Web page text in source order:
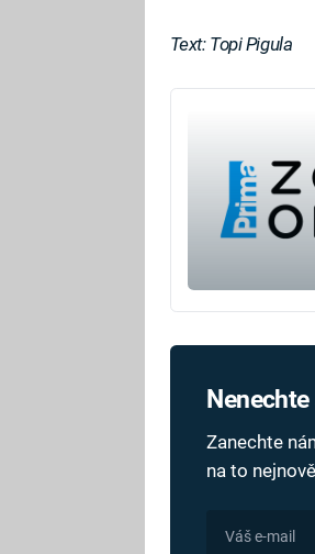
Text: Topi Pigula
Zanechte
na to